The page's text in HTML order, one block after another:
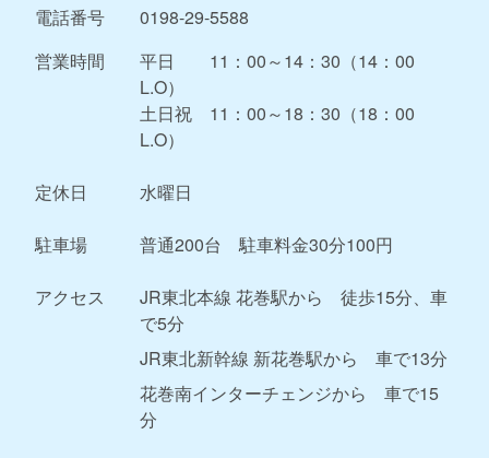
電話番号
0198-29-5588
営業時間
平日 11：00～14：30（14：00
L.O）
土日祝 11：00～18：30（18：00
L.O）
定休日 水曜日
駐車場 普通200台 駐車料金30分100円
アクセス
JR東北本線 花巻駅から 徒歩15分、車
で5分
JR東北新幹線 新花巻駅から 車で13分
花巻南インターチェンジから 車で15
分